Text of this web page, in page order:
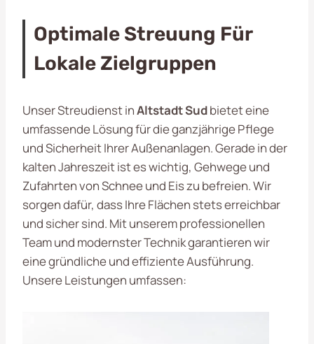
Optimale Streuung Für
Lokale Zielgruppen
Unser Streudienst inAltstadt Sudbietet eine
umfassende Lösung für die ganzjährige Pflege
und Sicherheit Ihrer Außenanlagen. Gerade in der
kalten Jahreszeit ist es wichtig, Gehwege und
Zufahrten von Schnee und Eis zu befreien. Wir
sorgen dafür, dass Ihre Flächen stets erreichbar
und sicher sind. Mit unserem professionellen
Team und modernster Technik garantieren wir
eine gründliche und effiziente Ausführung.
Unsere Leistungen umfassen: